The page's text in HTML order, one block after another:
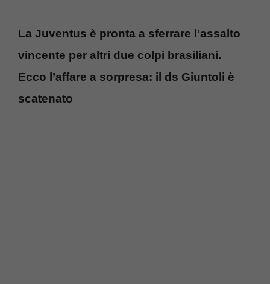
La Juventus è pronta a sferrare l’assalto
vincente per altri due colpi brasiliani.
Ecco l’affare a sorpresa: il ds Giuntoli è
scatenato